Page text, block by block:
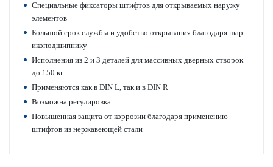
Специальные фиксаторы штифтов для открываемых наружу
элементов
Большой срок службы и удобство открывания благодаря шар­
ик­оподшипнику
Исполнения из 2 и 3 дет­алей для масс­ивных дверных створок
до 150 кг
Применяются как в DIN L, так и в DIN R
Возможна регулировка
Повы­шенная защита от коррозии благодаря применению
штифтов из нерж­а­в­еющей стали